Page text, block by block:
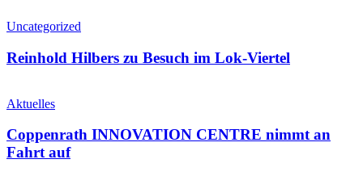
Uncategorized
Reinhold Hilbers zu Besuch im Lok-Viertel
Aktuelles
Coppenrath INNOVATION CENTRE nimmt an
Fahrt auf